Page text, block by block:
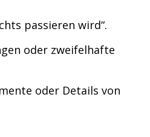
passieren wird“.
oder zweifelhafte
oder Details von